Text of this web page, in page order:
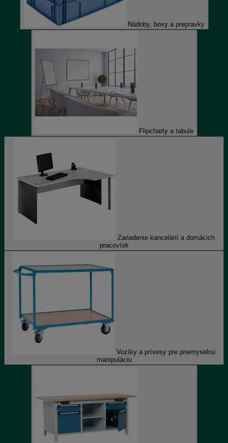
Nádoby, boxy a prepravky
Flipcharty a tabule
Zariadenie kancelárií a domácich
pracovísk
Vozíky a prívesy pre priemyselnú
manipuláciu